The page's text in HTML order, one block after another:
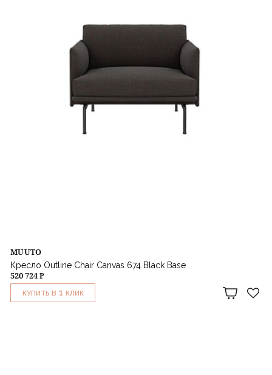
MUUTO
Кресло Outline Chair Canvas 674 Black Base
520 724 ₽
КУПИТЬ В 1 КЛИК